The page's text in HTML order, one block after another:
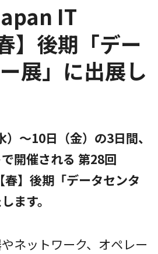
IT
】後期「デー
展」に出展し
～10日（金）の3日間、
開催される 第28回
】後期「データセンタ
ます。
ネットワーク、オペレー